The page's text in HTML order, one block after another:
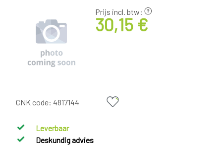
Prijs incl. btw:
30,15 €
CNK code: 4817144
Leverbaar
Deskundig advies